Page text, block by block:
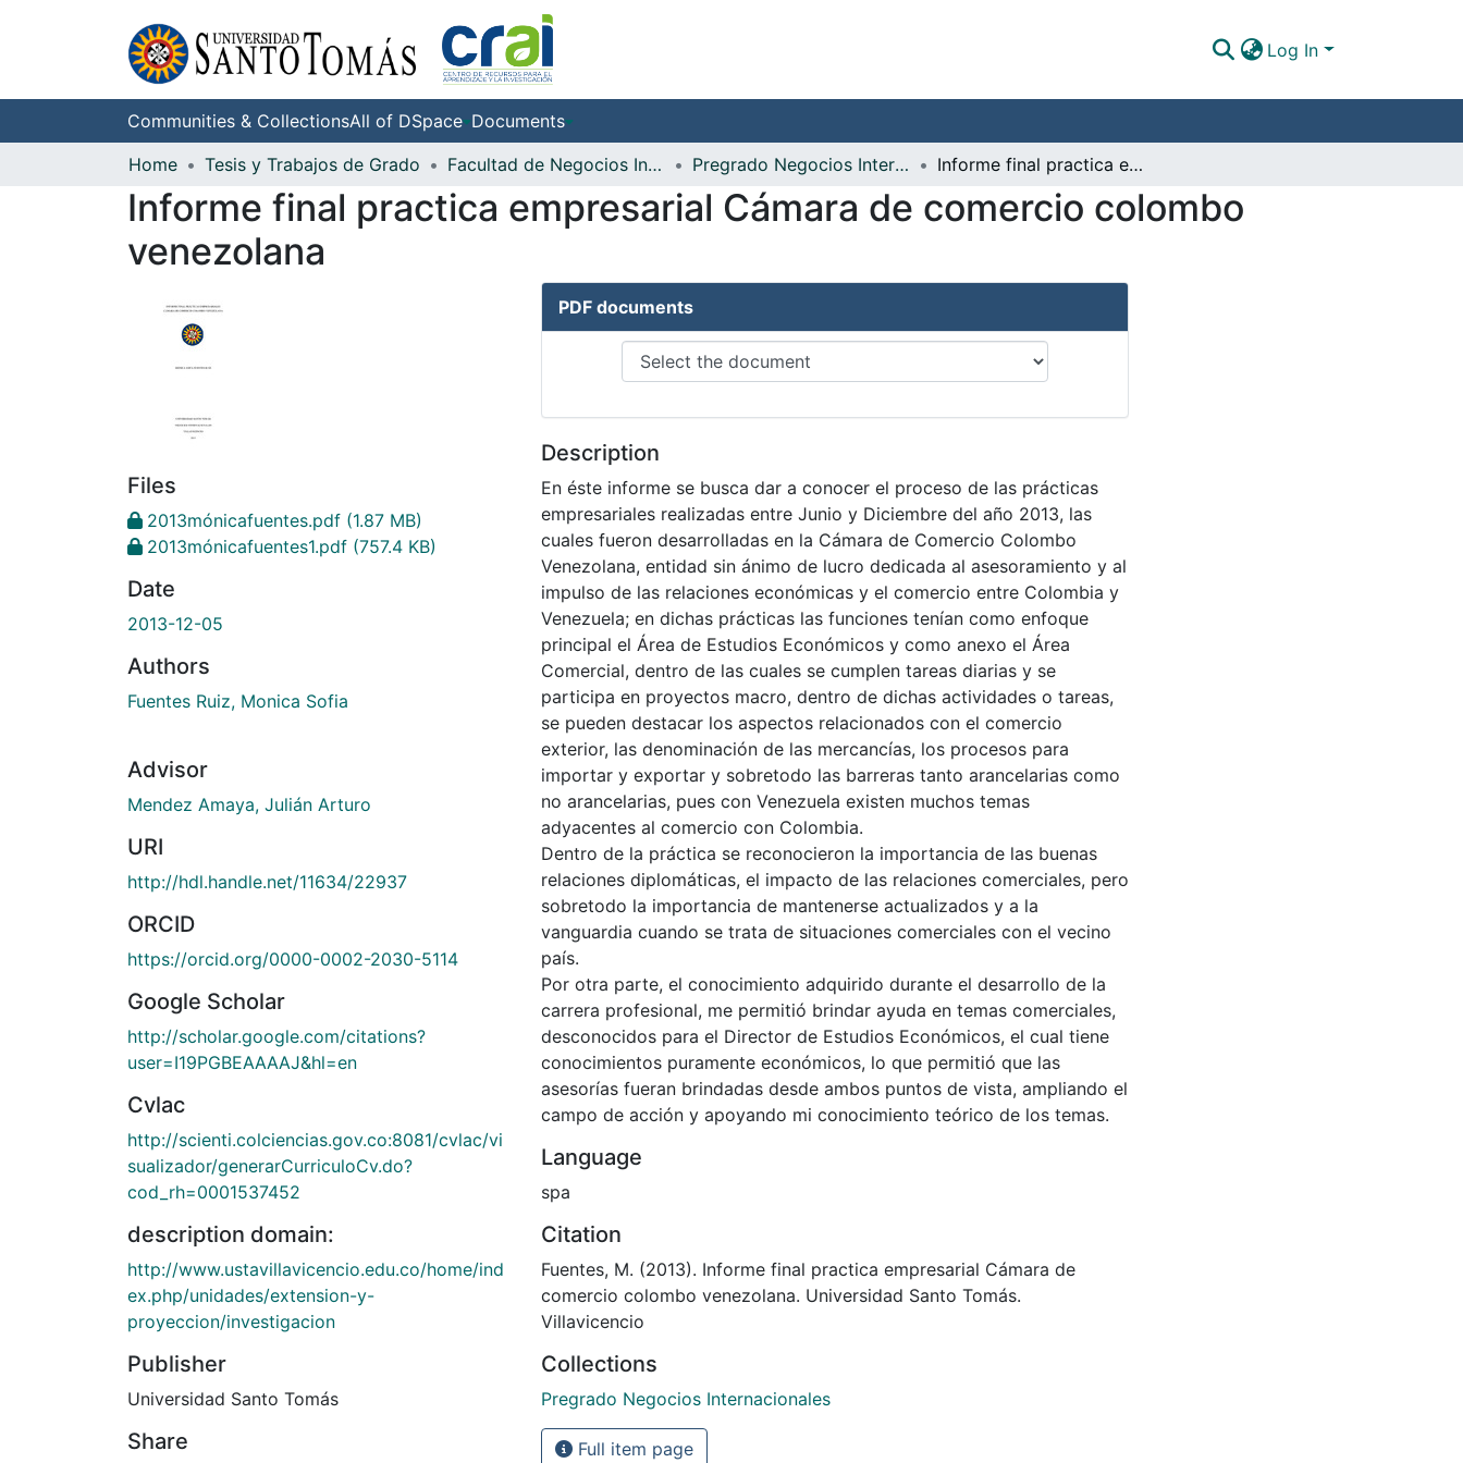
Log In
Communities & CollectionsAll of DSpace Documents
Home
Tesis y Trabajos de Grado Facultad de Negocios Internacionales Pregrado Negocios Internacionales Informe final practica empresarial Cámara de comercio colombo venezolana
Informe final practica empresarial Cámara de comercio colombo
venezolana
Files
2013mónicafuentes.pdf (1.87 MB)
2013mónicafuentes1.pdf (757.4 KB)
Date
2013-12-05
Authors
Fuentes Ruiz, Monica Sofia
Advisor
Mendez Amaya, Julián Arturo
URI
http://hdl.handle.net/11634/22937
ORCID
https://orcid.org/0000-0002-2030-5114
Google Scholar
http://scholar.google.com/citations?
user=I19PGBEAAAAJ&hl=en
Cvlac
http://scienti.colciencias.gov.co:8081/cvlac/vi
sualizador/generarCurriculoCv.do?
cod_rh=0001537452
description domain:
http://www.ustavillavicencio.edu.co/home/ind
ex.php/unidades/extension-y-
proyeccion/investigacion
Publisher
Universidad Santo Tomás
Share
PDF documents
Description
En éste informe se busca dar a conocer el proceso de las prácticas
empresariales realizadas entre Junio y Diciembre del año 2013, las
cuales fueron desarrolladas en la Cámara de Comercio Colombo
Venezolana, entidad sin ánimo de lucro dedicada al asesoramiento y al
impulso de las relaciones económicas y el comercio entre Colombia y
Venezuela; en dichas prácticas las funciones tenían como enfoque
principal el Área de Estudios Económicos y como anexo el Área
Comercial, dentro de las cuales se cumplen tareas diarias y se
participa en proyectos macro, dentro de dichas actividades o tareas,
se pueden destacar los aspectos relacionados con el comercio
exterior, las denominación de las mercancías, los procesos para
importar y exportar y sobretodo las barreras tanto arancelarias como
no arancelarias, pues con Venezuela existen muchos temas
adyacentes al comercio con Colombia.
Dentro de la práctica se reconocieron la importancia de las buenas
relaciones diplomáticas, el impacto de las relaciones comerciales, pero
sobretodo la importancia de mantenerse actualizados y a la
vanguardia cuando se trata de situaciones comerciales con el vecino
país.
Por otra parte, el conocimiento adquirido durante el desarrollo de la
carrera profesional, me permitió brindar ayuda en temas comerciales,
desconocidos para el Director de Estudios Económicos, el cual tiene
conocimientos puramente económicos, lo que permitió que las
asesorías fueran brindadas desde ambos puntos de vista, ampliando el
campo de acción y apoyando mi conocimiento teórico de los temas.
Language
spa
Citation
Fuentes, M. (2013). Informe final practica empresarial Cámara de
comercio colombo venezolana. Universidad Santo Tomás.
Villavicencio
Collections
Pregrado Negocios Internacionales
Full item page